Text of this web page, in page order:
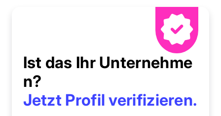
Ist das Ihr Unternehme
n?
Jetzt Profil verifizieren.